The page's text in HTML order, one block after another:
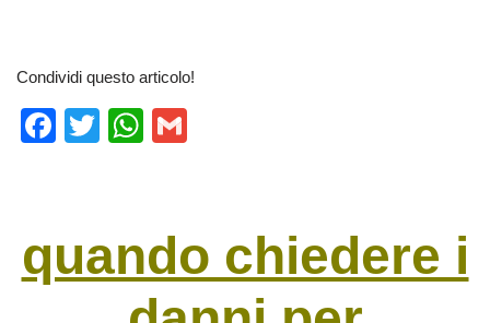
Condividi questo articolo!
F
b
T
W
A
p
quando chiedere i